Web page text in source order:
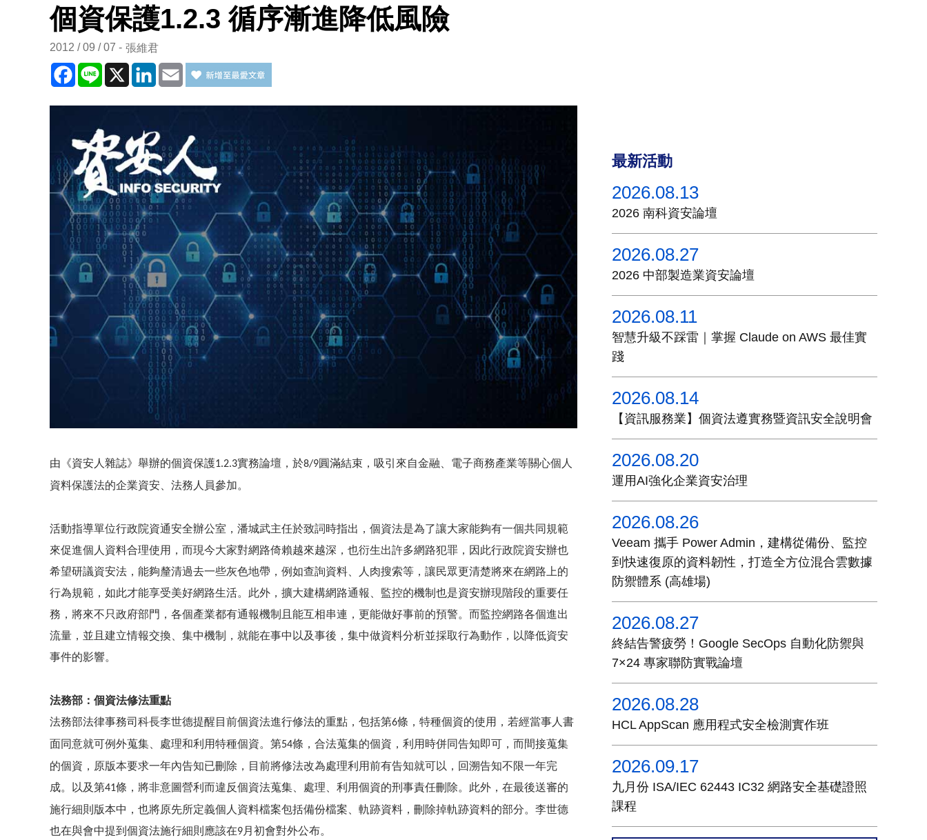
個資保護1.2.3 循序漸進降低風險
2012 / 09 / 07 張維君
Facebook
Line X LinkedInEmail
由《資安人雜誌》舉辦的個資保護1.2.3實務論壇，於8/9圓滿結束，吸引來自金融、電子商務產業等關心個人
資料保護法的企業資安、法務人員參加。
活動指導單位行政院資通安全辦公室，潘城武主任於致詞時指出，個資法是為了讓大家能夠有一個共同規範
來促進個人資料合理使用，而現今大家對網路倚賴越來越深，也衍生出許多網路犯罪，因此行政院資安辦也
希望研議資安法，能夠釐清過去一些灰色地帶，例如查詢資料、人肉搜索等，讓民眾更清楚將來在網路上的
行為規範，如此才能享受美好網路生活。此外，擴大建構網路通報、監控的機制也是資安辦現階段的重要任
務，將來不只政府部門，各個產業都有通報機制且能互相串連，更能做好事前的預警。而監控網路各個進出
流量，並且建立情報交換、集中機制，就能在事中以及事後，集中做資料分析並採取行為動作，以降低資安
事件的影響。
法務部：個資法修法重點
法務部法律事務司科長李世德提醒目前個資法進行修法的重點，包括第6條，特種個資的使用，若經當事人書
面同意就可例外蒐集、處理和利用特種個資。第54條，合法蒐集的個資，利用時併同告知即可，而間接蒐集
的個資，原版本要求一年內告知已刪除，目前將修法改為處理利用前有告知就可以，回溯告知不限一年完
成。以及第41條，將非意圖營利而違反個資法蒐集、處理、利用個資的刑事責任刪除。此外，在最後送審的
施行細則版本中，也將原先所定義個人資料檔案包括備份檔案、軌跡資料，刪除掉軌跡資料的部分。李世德
也在與會中提到個資法施行細則應該在9月初會對外公布。
最新活動
2026.08.13
2026 南科資安論壇
2026.08.27
2026 中部製造業資安論壇
2026.08.11
智慧升級不踩雷｜掌握 Claude on AWS 最佳實
踐
2026.08.14
【資訊服務業】個資法遵實務暨資訊安全說明會
2026.08.20
運用AI強化企業資安治理
2026.08.26
Veeam 攜手 Power Admin，建構從備份、監控
到快速復原的資料韌性，打造全方位混合雲數據
防禦體系 (高雄場)
2026.08.27
終結告警疲勞！Google SecOps 自動化防禦與
7×24 專家聯防實戰論壇
2026.08.28
HCL AppScan 應用程式安全檢測實作班
2026.09.17
九月份 ISA/IEC 62443 IC32 網路安全基礎證照
課程